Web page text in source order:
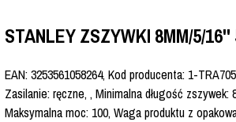
STANLEY ZSZYWKI 8MM/5/
EAN: 3253561058264, Kod producenta: 1-
Zasilanie: ręczne, , Minimalna długość zszywek:
Maksymalna moc: 100, Waga produktu z